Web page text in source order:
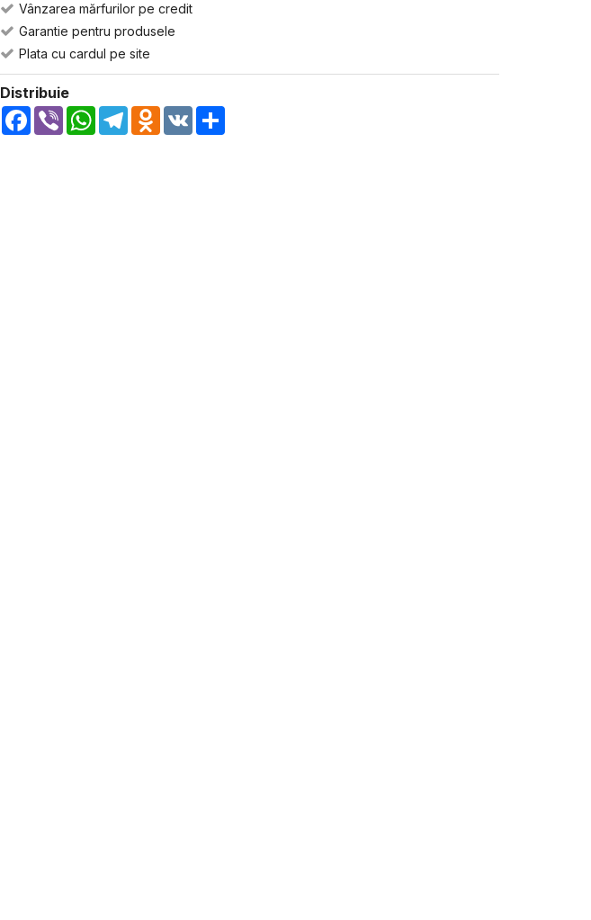
Vânzarea mărfurilor pe credit
Garantie pentru produsele
Plata cu cardul pe site
Distribuie
Facebook
Viber WhatsApp
TelegramOdnoklassniki
VK